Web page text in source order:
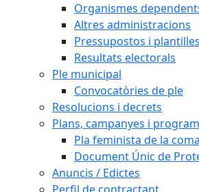
Organismes
Altres administracions
Pressupostos i plantilles
Resultats electorals
Ple municipal
Convocatòries de ple
Resolucions i decrets
Plans, campanyes i
Pla feminista de la
Document Únic de
Anuncis / Edictes